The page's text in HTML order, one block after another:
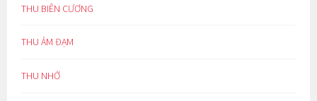
THU BIÊN CƯƠNG
THU ẢM ĐẠM
THU NHỚ